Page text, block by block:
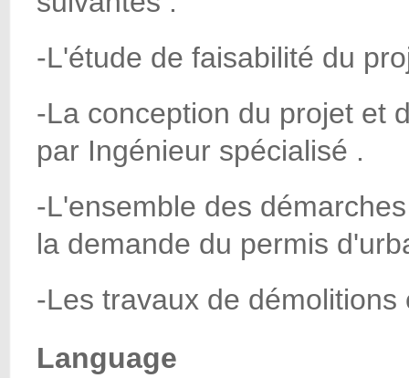
-L'étude de faisabilité du
-La conception du projet et
par Ingénieur spécialisé .
-L'ensemble des
la demande du permis
-Les travaux de
Language